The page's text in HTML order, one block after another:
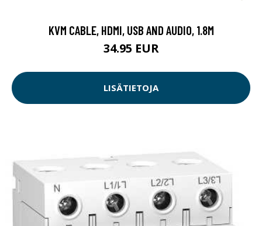
KVM CABLE, HDMI, USB AND AUDIO, 1.8M
34.95 EUR
LISÄTIETOJA